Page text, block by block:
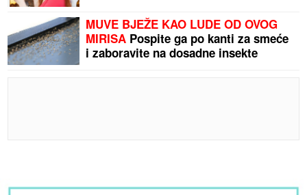
MUVE BJEŽE KAO LUDE OD OVOG
MIRISA Pospite ga po kanti za smeće
i zaboravite na dosadne insekte